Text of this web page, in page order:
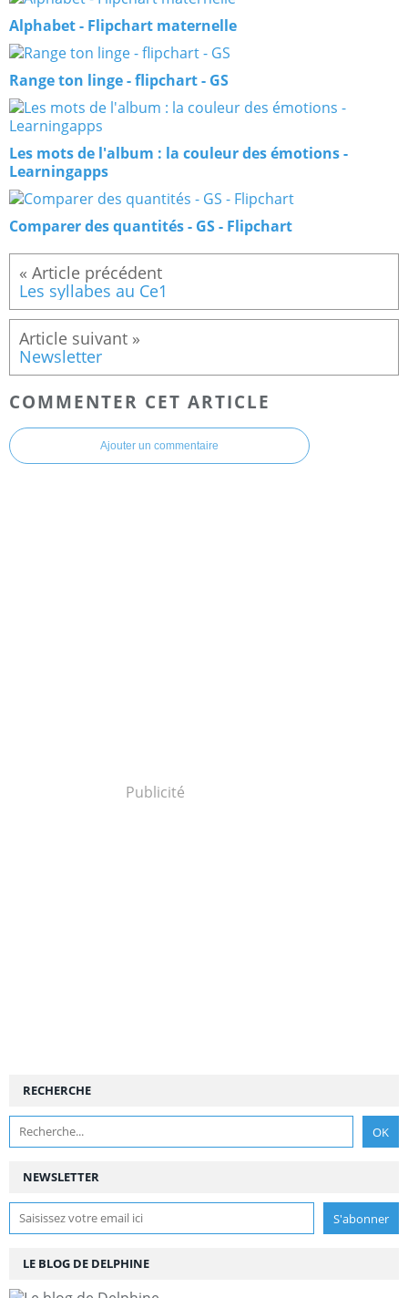
Alphabet - Flipchart maternelle
Range ton linge - flipchart - GS
Les mots de l'album : la couleur des émotions -
Learningapps
Comparer des quantités - GS - Flipchart
Les syllabes au Ce1
Newsletter
COMMENTER CET ARTICLE
Ajouter un commentaire
Publicité
NEWSLETTER
RECHERCHE
LE BLOG DE DELPHINE